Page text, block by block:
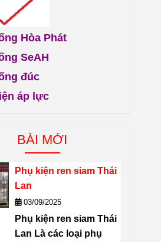
Hòa Phát
SeAH
đúc
áp lực
BÀI MỚI
Phụ kiện ren siam Thái
Lan
03/09/2025
Phụ kiện ren siam Thái
Lan Là các loại phụ